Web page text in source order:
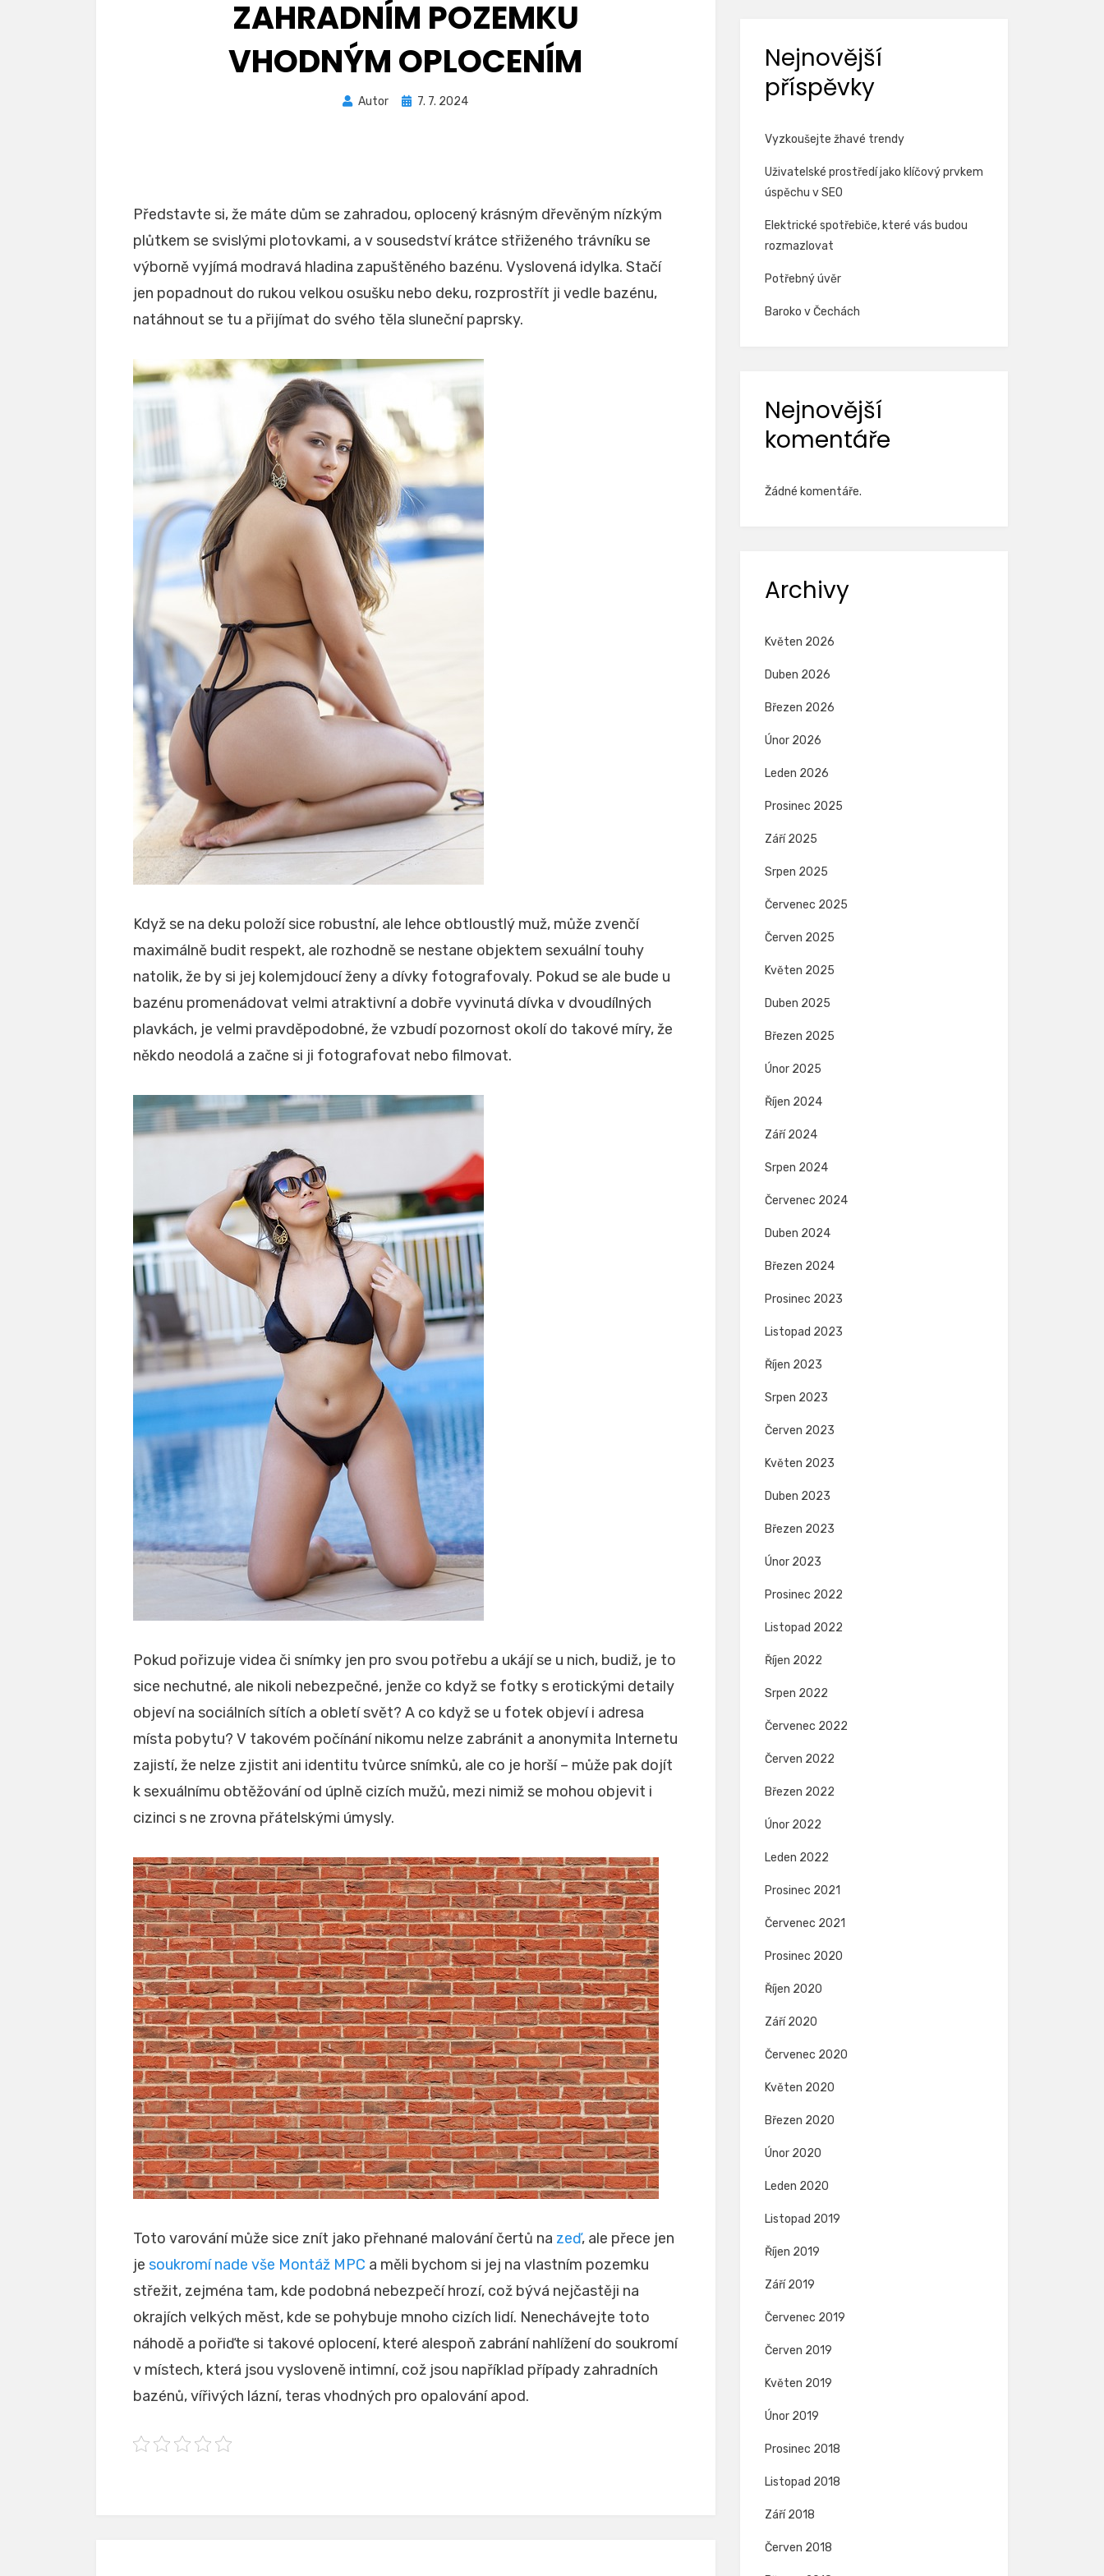
ZAHRADNÍM POZEMKU
VHODNÝM OPLOCENÍM
Autor
Zveřejněno
7. 7. 2024
Představte si, že máte dům se zahradou, oplocený krásným dřevěným nízkým
plůtkem se svislými plotovkami, a v sousedství krátce střiženého trávníku se
výborně vyjímá modravá hladina zapuštěného bazénu. Vyslovená idylka. Stačí
jen popadnout do rukou velkou osušku nebo deku, rozprostřít ji vedle bazénu,
natáhnout se tu a přijímat do svého těla sluneční paprsky.
Když se na deku položí sice robustní, ale lehce obtloustlý muž, může zvenčí
maximálně budit respekt, ale rozhodně se nestane objektem sexuální touhy
natolik, že by si jej kolemjdoucí ženy a dívky fotografovaly. Pokud se ale bude u
bazénu promenádovat velmi atraktivní a dobře vyvinutá dívka v dvoudílných
plavkách, je velmi pravděpodobné, že vzbudí pozornost okolí do takové míry, že
někdo neodolá a začne si ji fotografovat nebo filmovat.
Pokud pořizuje videa či snímky jen pro svou potřebu a ukájí se u nich, budiž, je to
sice nechutné, ale nikoli nebezpečné, jenže co když se fotky s erotickými detaily
objeví na sociálních sítích a obletí svět? A co když se u fotek objeví i adresa
místa pobytu? V takovém počínání nikomu nelze zabránit a anonymita Internetu
zajistí, že nelze zjistit ani identitu tvůrce snímků, ale co je horší – může pak dojít
k sexuálnímu obtěžování od úplně cizích mužů, mezi nimiž se mohou objevit i
cizinci s ne zrovna přátelskými úmysly.
Toto varování může sice znít jako přehnané malování čertů na zeď, ale přece jen
je soukromí nade vše Montáž MPC a měli bychom si jej na vlastním pozemku
střežit, zejména tam, kde podobná nebezpečí hrozí, což bývá nejčastěji na
okrajích velkých měst, kde se pohybuje mnoho cizích lidí. Nenechávejte toto
náhodě a pořiďte si takové oplocení, které alespoň zabrání nahlížení do soukromí
v místech, která jsou vysloveně intimní, což jsou například případy zahradních
bazénů, vířivých lázní, teras vhodných pro opalování apod.
Nejnovější
příspěvky
Vyzkoušejte žhavé trendy
Uživatelské prostředí jako klíčový prvkem
úspěchu v SEO
Elektrické spotřebiče, které vás budou
rozmazlovat
Potřebný úvěr
Baroko v Čechách
Nejnovější
komentáře
Žádné komentáře.
Archivy
Květen 2026
Duben 2026
Březen 2026
Únor 2026
Leden 2026
Prosinec 2025
Září 2025
Srpen 2025
Červenec 2025
Červen 2025
Květen 2025
Duben 2025
Březen 2025
Únor 2025
Říjen 2024
Září 2024
Srpen 2024
Červenec 2024
Duben 2024
Březen 2024
Prosinec 2023
Listopad 2023
Říjen 2023
Srpen 2023
Červen 2023
Květen 2023
Duben 2023
Březen 2023
Únor 2023
Prosinec 2022
Listopad 2022
Říjen 2022
Srpen 2022
Červenec 2022
Červen 2022
Březen 2022
Únor 2022
Leden 2022
Prosinec 2021
Červenec 2021
Prosinec 2020
Říjen 2020
Září 2020
Červenec 2020
Květen 2020
Březen 2020
Únor 2020
Leden 2020
Listopad 2019
Říjen 2019
Září 2019
Červenec 2019
Červen 2019
Květen 2019
Únor 2019
Prosinec 2018
Listopad 2018
Září 2018
Červen 2018